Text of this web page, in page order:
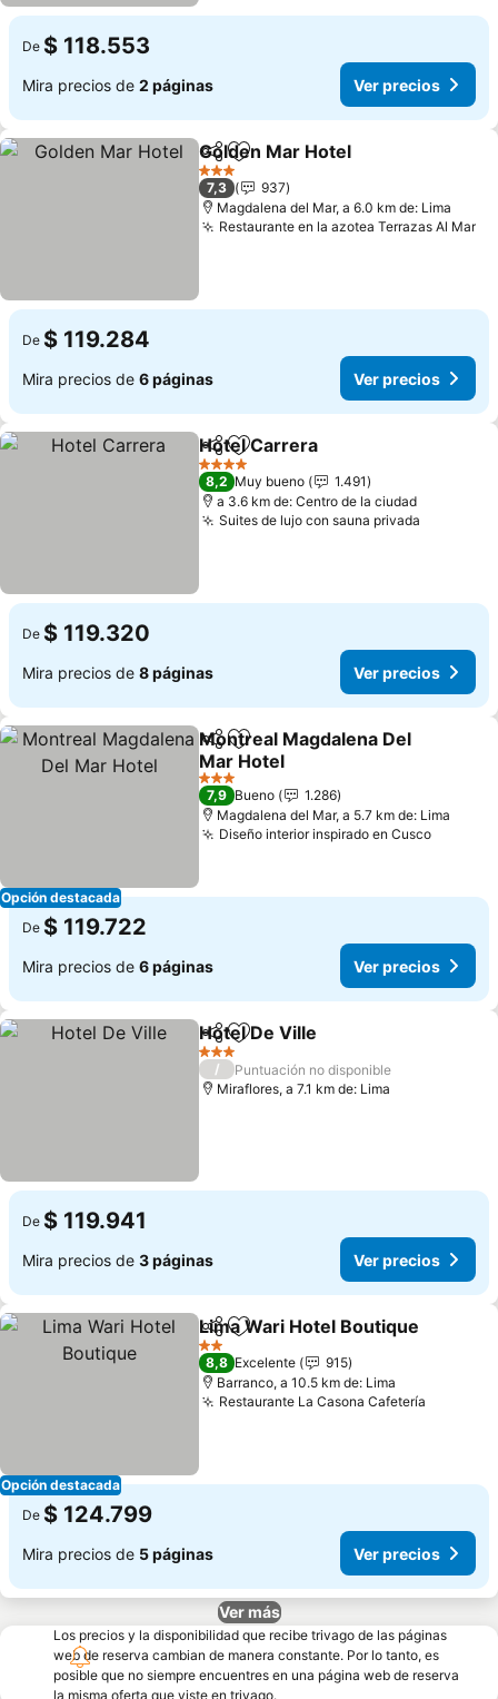
De $ 118.553
Mira precios de 2 páginas Ver precios
CompartirAgregar a favoritos
Golden Mar Hotel
3 Estrellas
7,3
937
Magdalena del Mar, a 6.0 km de: Lima
Restaurante en la azotea Terrazas Al Mar
De $ 119.284
Mira precios de 6 páginas Ver precios
CompartirAgregar a favoritos
Hotel Carrera
4 Estrellas
8,2 Muy bueno
1.491
a 3.6 km de: Centro de la ciudad
Suites de lujo con sauna privada
De $ 119.320
Mira precios de 8 páginas Ver precios
Opción destacada
CompartirAgregar a favoritos
Montreal Magdalena Del
Mar Hotel
Ver precios
3 Estrellas
7,9 Bueno
1.286
Magdalena del Mar, a 5.7 km de: Lima
Diseño interior inspirado en CuscoVer
De $ 119.722
Mira precios de 6 páginas Ver precios
CompartirAgregar a favoritos
Hotel De Ville
3 Estrellas
/
Puntuación no disponible
Miraflores, a 7.1 km de: Lima
De $ 119.941
Mira precios de 3 páginas Ver precios
Opción destacada
CompartirAgregar a favoritos
Lima Wari Hotel Boutique
2 Estrellas
8,8 Excelente
915
Barranco, a 10.5 km de: Lima
Restaurante La Casona Cafetería
De $ 124.799
Mira precios de 5 páginas Ver precios
Ver más
Los precios y la disponibilidad que recibe trivago de las páginas
web de reserva cambian de manera constante. Por lo tanto, es
posible que no siempre encuentres en una página web de reserva
la misma oferta que viste en trivago.